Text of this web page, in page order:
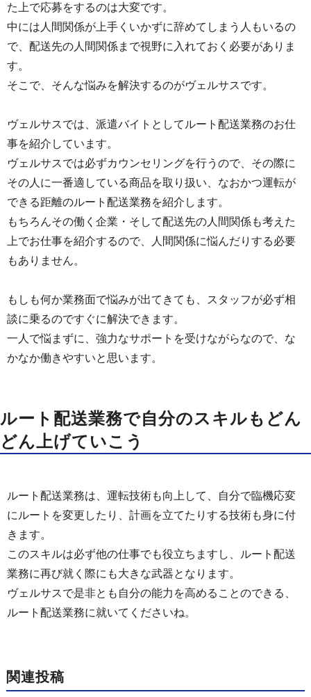
た上で応募をするのは大変です。
中には人間関係が上手くいかずに辞めてしまう人もいるの
で、配送先の人間関係まで視野に入れておく必要がありま
す。
そこで、そんな悩みを解決するのがヴェルサスです。
ヴェルサスでは、派遣バイトとしてルート配送業務のお仕
事を紹介しています。
ヴェルサスでは必ずカウンセリングを行うので、その際に
その人に一番適している商品を取り扱い、なおかつ運転が
できる距離のルート配送業務を紹介します。
もちろんその働く企業・そして配送先の人間関係も考えた
上でお仕事を紹介するので、人間関係に悩んだりする必要
もありません。
もしも何か業務面で悩みが出てきても、スタッフが必ず相
談に乗るのですぐに解決できます。
一人で悩まずに、強力なサポートを受けながらなので、な
かなか働きやすいと思います。
ルート配送業務で自分のスキルもどん
どん上げていこう
ルート配送業務は、運転技術も向上して、自分で臨機応変
にルートを変更したり、計画を立てたりする技術も身に付
きます。
このスキルは必ず他の仕事でも役立ちますし、ルート配送
業務に再び就く際にも大きな武器となります。
ヴェルサスで是非とも自分の能力を高めることのできる、
ルート配送業務に就いてくださいね。
関連投稿